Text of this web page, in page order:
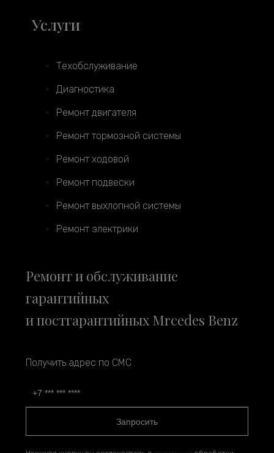
Услуги
Техобслуживание
Диагностика
Ремонт двигателя
Ремонт тормозной системы
Ремонт ходовой
Ремонт подвески
Ремонт выхлопной системы
Ремонт электрики
Ремонт и обслуживание
гарантийных
и постгарантийных Mrcedes Benz
Получить адрес по СМС
Запросить